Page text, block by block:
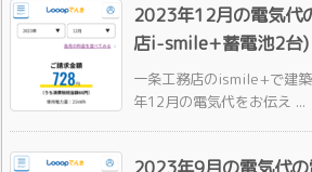
2023年12月の電気代
店i-smile+蓄電池2台)
一条工務店のismile+で建
年12月の電気代をお伝え ...